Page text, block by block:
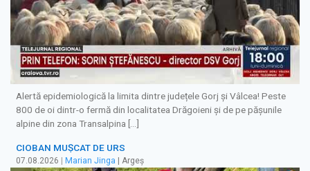
Alertă epidemiologică la limita dintre județele Gorj și Vâlcea! Peste
800 de oi dintr-o fermă din localitatea Drăgoieni și de pe pășunile
alpine din zona Transalpina […]
CIOBAN MUȘCAT DE URS
07.08.2026 | Marian Jinga | Argeș